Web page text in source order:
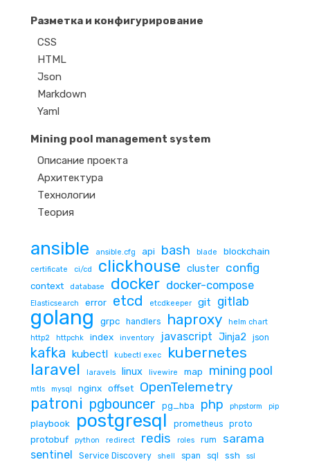
Разметка и конфигурирование
CSS
HTML
Json
Markdown
Yaml
Mining pool management system
Описание проекта
Архитектура
Технологии
Теория
ansible ansible.cfg api bash blade blockchain
certificate ci/cd clickhouse cluster config
context database docker docker-compose
Elasticsearch error etcd etcdkeeper git gitlab
golang grpc handlers haproxy
helm chart
http2
httpchk index inventory javascript Jinja2 json
kafka kubectl kubectl exec kubernetes
laravel laravels linux livewire map mining pool
mtls mysql nginx offset OpenTelemetry
patroni pgbouncer pg_hba php phpstorm pip
playbook postgresql prometheus proto
protobuf python redirect redis roles rum sarama
sentinel Service Discovery shell span sql ssh ssl